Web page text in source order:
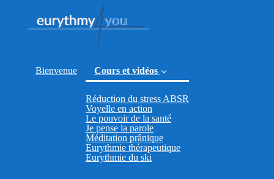
Bienvenue Cours et vidéos
Réduction du stress ABSR
Voyelle en action
Le pouvoir de la santé
Je pense la parole
Méditation prânique
Eurythmie thérapeutique
Eurythmie du ski